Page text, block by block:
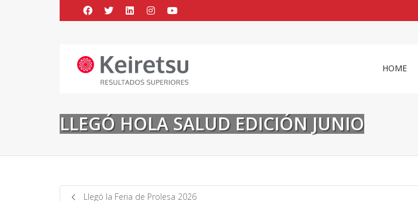
HOME
LLEGÓ HOLA SALUD EDICIÓN JUNIO
Llegó la Feria de Prolesa 2026